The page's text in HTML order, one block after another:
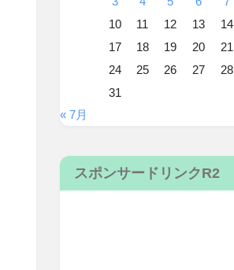
10
11 12 13 14
17
18 19 20 21
24
25 26 27 28
31
« 7月
スポンサードリンクR2